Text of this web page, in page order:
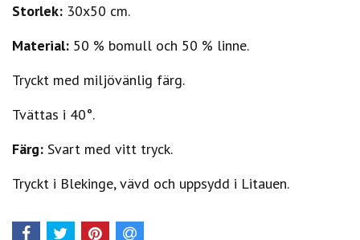
Storlek: 30x50 cm.
Material: 50 % bomull och 50 % linne.
Tryckt med miljövänlig färg.
Tvättas i 40°.
Färg: Svart med vitt tryck.
Tryckt i Blekinge, vävd och uppsydd i Litauen.